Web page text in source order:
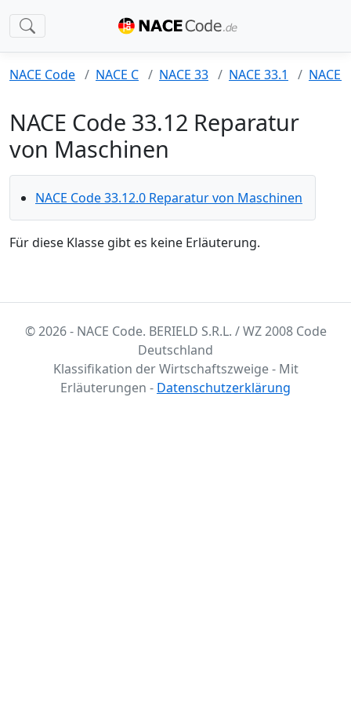
NACE Code NACE C NACE 33 NACE 33.1 NACE
NACE Code 33.12 Reparatur
von Maschinen
NACE Code 33.12.0 Reparatur von Maschinen
Für diese Klasse gibt es keine Erläuterung.
© 2026 - NACE Code. BERIELD S.R.L. / WZ 2008 Code
Deutschland
Klassifikation der Wirtschaftszweige - Mit
Erläuterungen - Datenschutzerklärung